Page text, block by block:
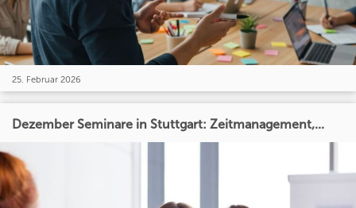
25. Februar 2026
Dezember Seminare in Stuttgart: Zeitmanagement,...